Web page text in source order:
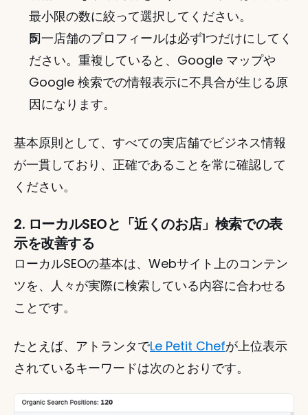
最小限の数に絞って選択してください。
同一店舗のプロフィールは必ず1つだけにしてく
ださい。重複していると、Google マップや
Google 検索での情報表示に不具合が生じる原
因になります。
基本原則として、すべての実店舗でビジネス情報
が一貫しており、正確であることを常に確認して
ください。
2. ローカルSEOと「近くのお店」検索での表
示を改善する
ローカルSEOの基本は、Webサイト上のコンテン
ツを、人々が実際に検索している内容に合わせる
ことです。
たとえば、アトランタでLe Petit Chefが上位表示
されているキーワードは次のとおりです。